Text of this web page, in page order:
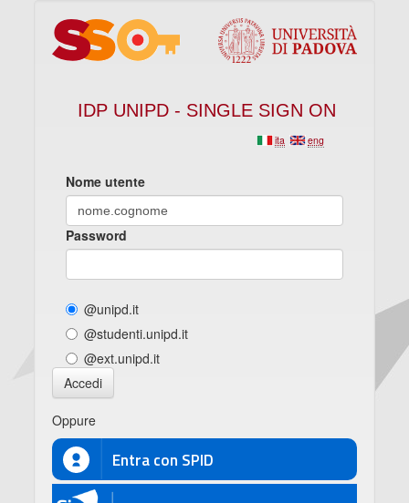
IDP UNIPD - SINGLE SIGN ON
eng
ita
Nome utente
Password
@unipd.it
@studenti.unipd.it
@ext.unipd.it
Accedi
Oppure
Entra con SPID
CIE